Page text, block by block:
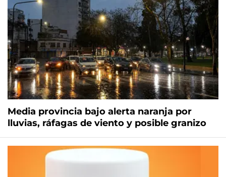
Media provincia bajo alerta naranja por
lluvias, ráfagas de viento y posible granizo